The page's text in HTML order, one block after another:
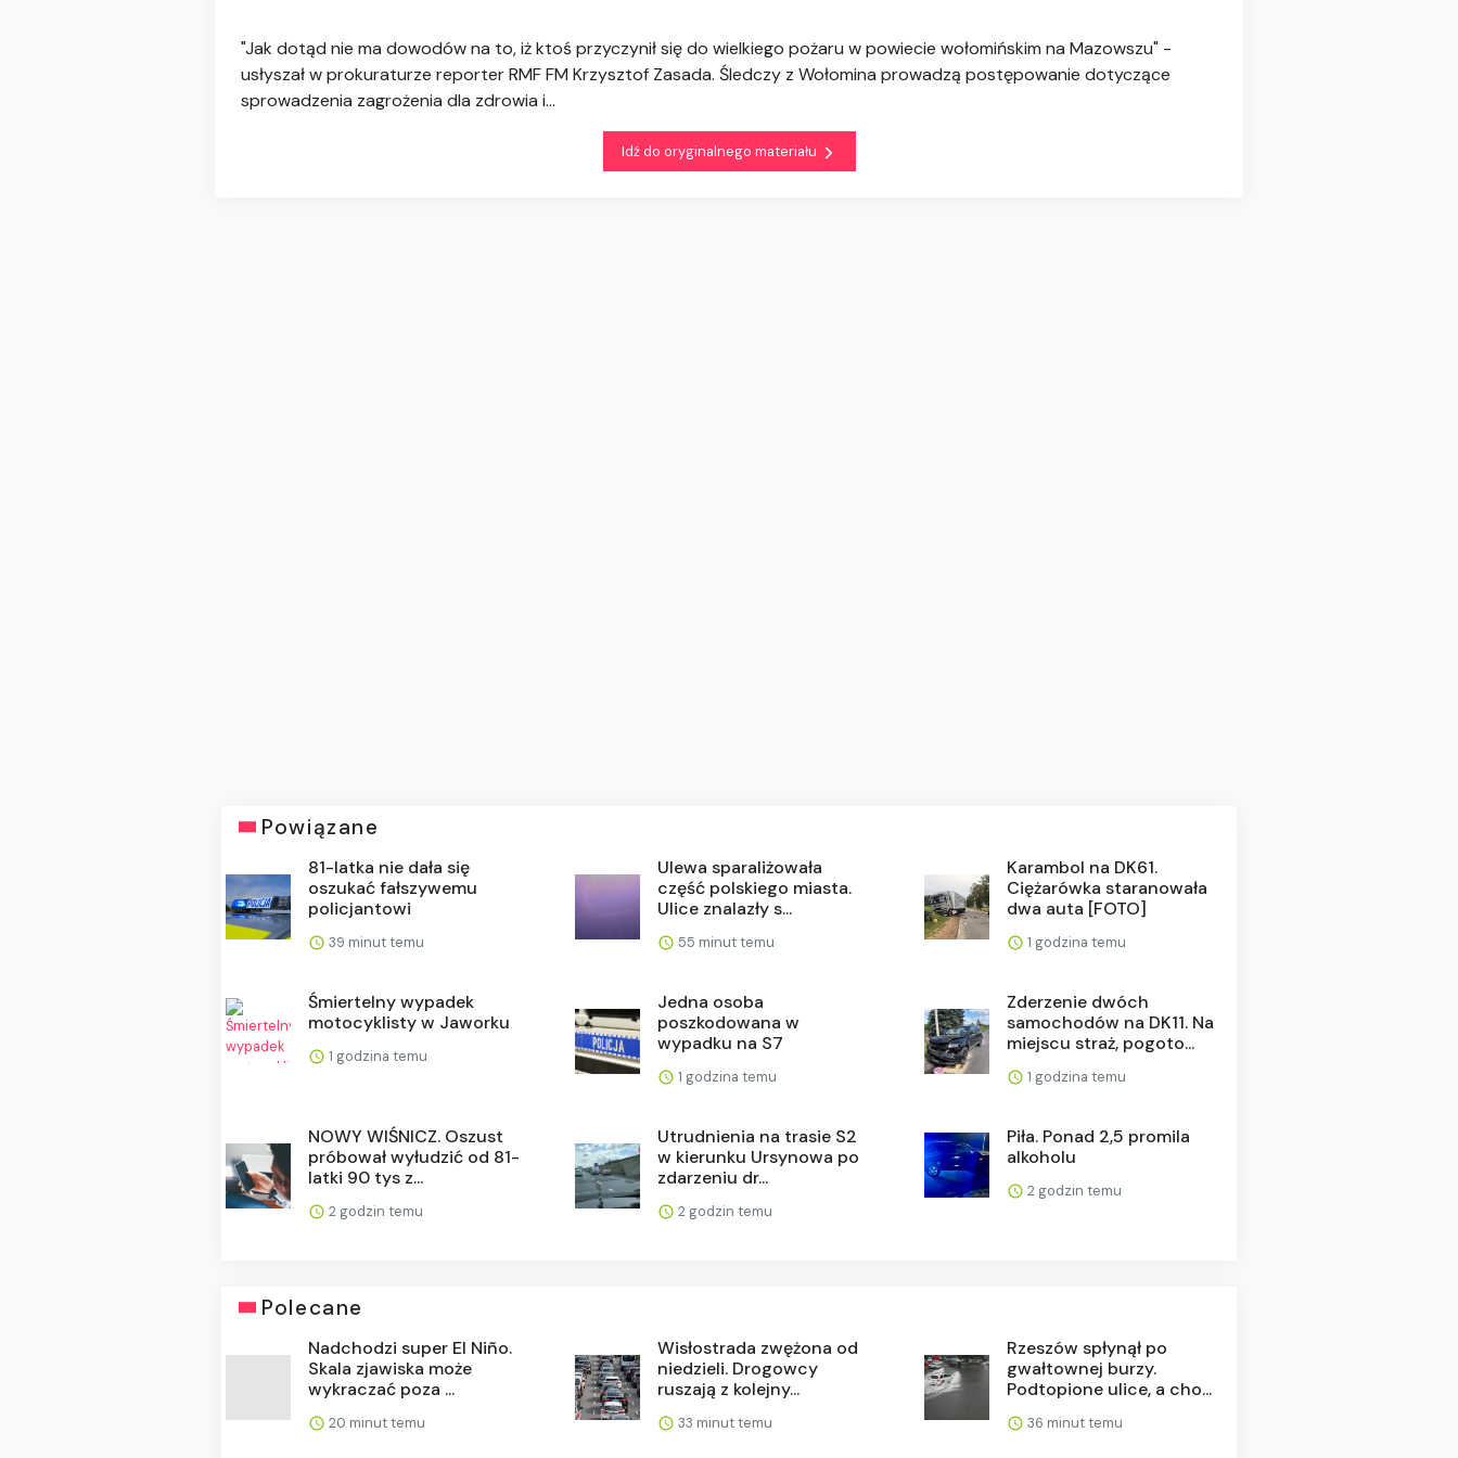
"Jak dotąd nie ma dowodów na to, iż ktoś przyczynił się do wielkiego pożaru w powiecie wołomińskim na Mazowszu" -
usłyszał w prokuraturze reporter RMF FM Krzysztof Zasada. Śledczy z Wołomina prowadzą postępowanie dotyczące
sprowadzenia zagrożenia dla zdrowia i...
Idź do oryginalnego materiału
Powiązane
81-latka nie dała się
oszukać fałszywemu
policjantowi
39 minut temu
Ulewa sparaliżowała
część polskiego miasta.
Ulice znalazły s...
55 minut temu
Karambol na DK61.
Ciężarówka staranowała
dwa auta [FOTO]
1 godzina temu
Śmiertelny wypadek
motocyklisty w Jaworku
1 godzina temu
Jedna osoba
poszkodowana w
wypadku na S7
1 godzina temu
Zderzenie dwóch
samochodów na DK11. Na
miejscu straż, pogoto...
1 godzina temu
NOWY WIŚNICZ. Oszust
próbował wyłudzić od 81-
latki 90 tys z...
2 godzin temu
Utrudnienia na trasie S2
w kierunku Ursynowa po
zdarzeniu dr...
2 godzin temu
Piła. Ponad 2,5 promila
alkoholu
2 godzin temu
Polecane
Nadchodzi super El Niño.
Skala zjawiska może
wykraczać poza ...
20 minut temu
Wisłostrada zwężona od
niedzieli. Drogowcy
ruszają z kolejny...
33 minut temu
Rzeszów spłynął po
gwałtownej burzy.
Podtopione ulice, a cho...
36 minut temu